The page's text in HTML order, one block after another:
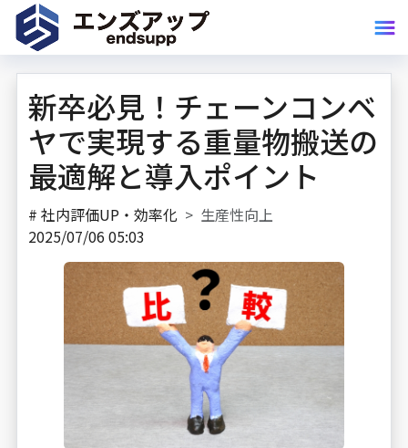
新卒必見！チェーンコンベ
ヤで実現する重量物搬送の
最適解と導入ポイント
#社内評価UP・効率化
生産性向上
2025/07/06 05:03